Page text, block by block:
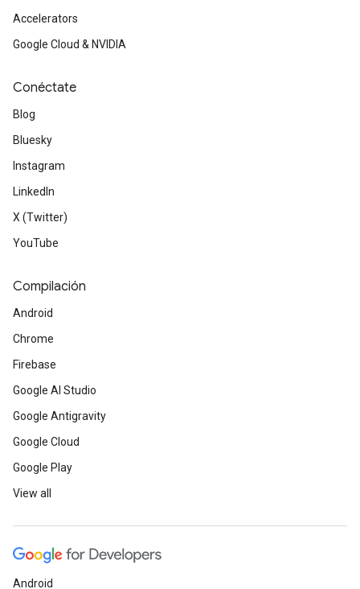
Accelerators
Google Cloud & NVIDIA
Conéctate
Blog
Bluesky
Instagram
LinkedIn
X (Twitter)
YouTube
Compilación
Android
Chrome
Firebase
Google AI Studio
Google Antigravity
Google Cloud
Google Play
View all
Android